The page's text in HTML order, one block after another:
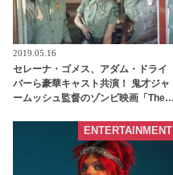
2019.05.16
セレーナ・ゴメス、アダム・ドライ
バーら豪華キャスト共演！ 鬼才ジャ
ームッシュ監督のゾンビ映画「The
０年春公開決定 | tvgrooveENTERTAINMENT